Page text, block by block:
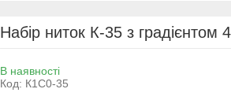
Набір ниток К-35 з градієнтом
В наявності
Код: К1С0-35